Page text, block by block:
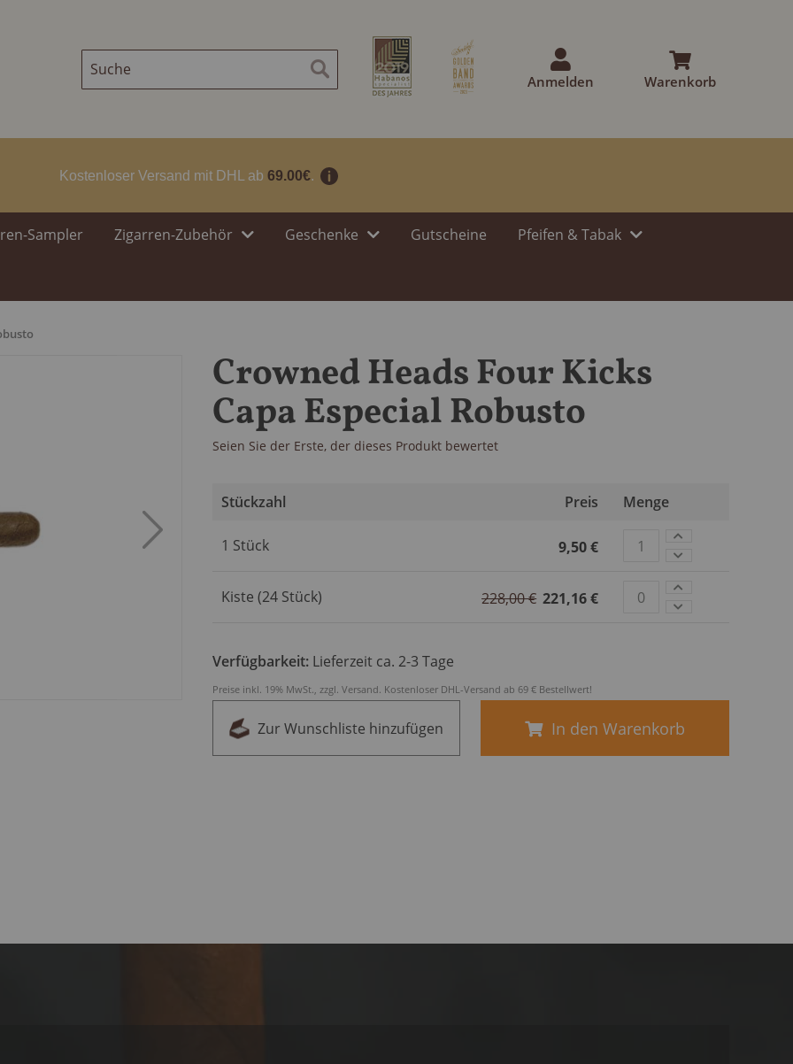
Warenkorb
Suche
Anmelden
Kostenloser Versand mit DHL ab 69.00€.
Sampler Zigarren-Zubehör Geschenke Gutscheine Pfeifen & Tabak
Crowned Heads Four Kicks
Capa Especial Robusto
Seien Sie der Erste, der dieses Produkt bewertet
für
Produkt
Stückzahl Preis Menge
1 Stück 9,50 €
Kiste (24 Stück) 221,16 €
228,00 €
Verfügbarkeit: Lieferzeit ca. 2-3 Tage
Preise inkl. 19% MwSt., zzgl. Versand. Kostenloser DHL-Versand ab 69 € Bestellwert!
Zur Wunschliste hinzufügen In den Warenkorb